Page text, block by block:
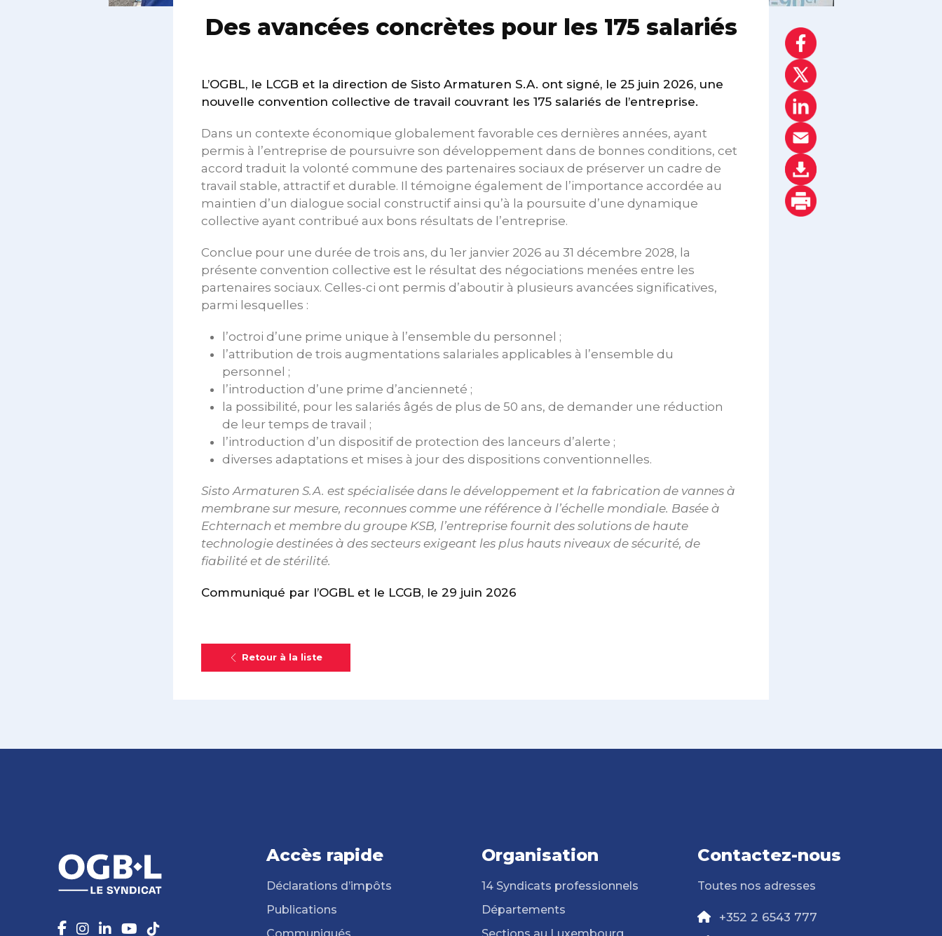
Des avancées concrètes pour les 175 salariés
L’OGBL, le LCGB et la direction de Sisto Armaturen S.A. ont signé, le 25 juin 2026, une
nouvelle convention collective de travail couvrant les 175 salariés de l’entreprise.
Dans un contexte économique globalement favorable ces dernières années, ayant
permis à l’entreprise de poursuivre son développement dans de bonnes conditions, cet
accord traduit la volonté commune des partenaires sociaux de préserver un cadre de
travail stable, attractif et durable. Il témoigne également de l’importance accordée au
maintien d’un dialogue social constructif ainsi qu’à la poursuite d’une dynamique
collective ayant contribué aux bons résultats de l’entreprise.
Conclue pour une durée de trois ans, du 1er janvier 2026 au 31 décembre 2028, la
présente convention collective est le résultat des négociations menées entre les
partenaires sociaux. Celles-ci ont permis d’aboutir à plusieurs avancées significatives,
parmi lesquelles :
l’octroi d’une prime unique à l’ensemble du personnel ;
l’attribution de trois augmentations salariales applicables à l’ensemble du
personnel ;
l’introduction d’une prime d’ancienneté ;
la possibilité, pour les salariés âgés de plus de 50 ans, de demander une réduction
de leur temps de travail ;
l’introduction d’un dispositif de protection des lanceurs d’alerte ;
diverses adaptations et mises à jour des dispositions conventionnelles.
Sisto Armaturen S.A. est spécialisée dans le développement et la fabrication de vannes à
membrane sur mesure, reconnues comme une référence à l’échelle mondiale. Basée à
Echternach et membre du groupe KSB, l’entreprise fournit des solutions de haute
technologie destinées à des secteurs exigeant les plus hauts niveaux de sécurité, de
fiabilité et de stérilité.
Communiqué par l’OGBL et le LCGB, le 29 juin 2026
Retour à la liste
Accès rapide
Déclarations d’impôts
Publications
Organisation
14 Syndicats professionnels
Départements
Contactez-nous
Toutes nos adresses
+352 2 6543 777